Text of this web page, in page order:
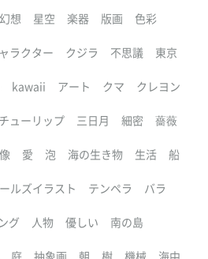
幻想 星空 楽器 版画 色彩
ラクター クジラ 不思議 東京
kawaii アート クマ クレヨン
チューリップ 三日月 細密 薔薇
愛 泡 海の生き物 生活 船
ルズイラスト テンペラ バラ
グ 人物 優しい 南の島